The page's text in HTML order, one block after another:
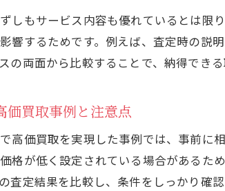
しもサービス内容も優れているとは
響するためです。例えば、査定時の説
の両面から比較することで、納得できる
価買取事例と注意点
高価買取を実現した事例では、事前に
格が低く設定されている場合があるた
査定結果を比較し、条件をしっかり確